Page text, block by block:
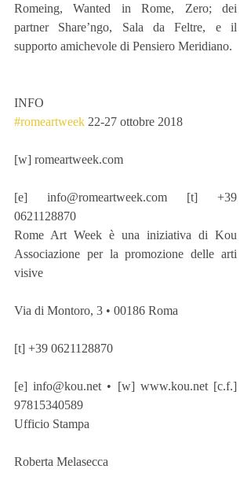
Romeing, Wanted in Rome, Zero; dei
partner Share’ngo, Sala da Feltre, e il
INFO
#romeartweek 22-27 ottobre 2018
[w] romeartweek.com
[e] info@romeartweek.com [t] +39
0621128870
Rome Art Week è una iniziativa di Kou
Associazione per la promozione delle arti
visive
Via di Montoro, 3 • 00186 Roma
[t] +39 0621128870
[e] info@kou.net • [w] www.kou.net [c.f.]
97815340589
Ufficio Stampa
Roberta Melasecca